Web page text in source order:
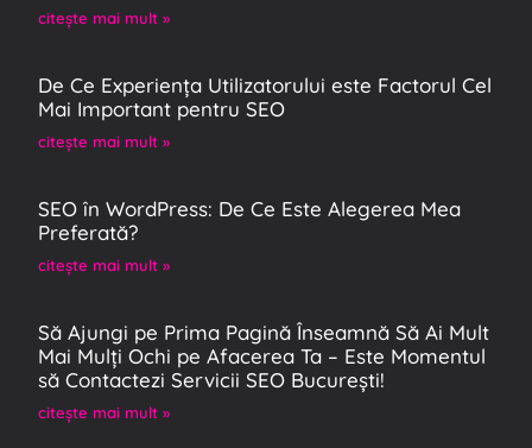
citeşte mai mult »
De Ce Experiența Utilizatorului este Factorul Cel
Mai Important pentru SEO
citeşte mai mult »
SEO în WordPress: De Ce Este Alegerea Mea
Preferată?
citeşte mai mult »
Să Ajungi pe Prima Pagină Înseamnă Să Ai Mult
Mai Mulți Ochi pe Afacerea Ta – Este Momentul
să Contactezi Servicii SEO București!
citeşte mai mult »